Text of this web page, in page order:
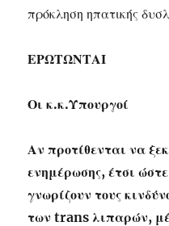
πρόκληση ηπατικής
ΕΡΩΤΩΝΤΑΙ
Οι κ.κ.Υπουργοί
Αν προτίθενται να
ενημέρωσης, έτσι
γνωρίζουν τους
των trans λιπαρών,